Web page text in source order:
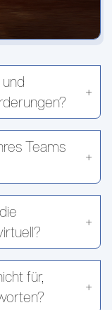
Teams
- auch virtuell?
für,